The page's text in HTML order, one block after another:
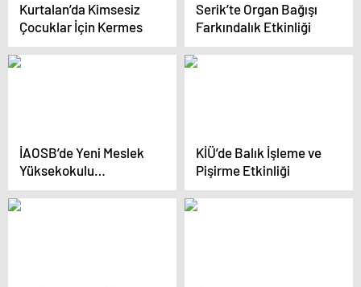
Kurtalan’da Kimsesiz
Çocuklar İçin Kermes
Serik’te Organ Bağışı
Farkındalık Etkinliği
İAOSB’de Yeni Meslek
Yüksekokulu
Kurulacak
KİÜ’de Balık İşleme ve
Pişirme Etkinliği